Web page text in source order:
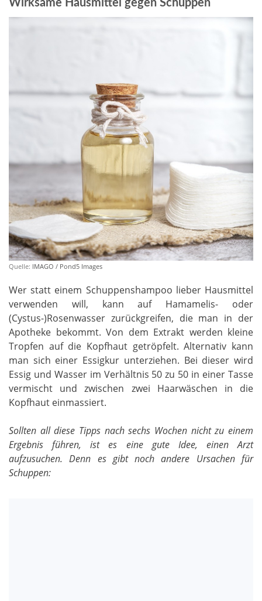
Wirksame Hausmittel gegen Schuppen
Quelle: IMAGO / Pond5 Images
Wer statt einem Schuppenshampoo lieber Hausmittel
verwenden will, kann auf Hamamelis- oder
(Cystus-)Rosenwasser zurückgreifen, die man in der
Apotheke bekommt. Von dem Extrakt werden kleine
Tropfen auf die Kopfhaut getröpfelt. Alternativ kann
man sich einer Essigkur unterziehen. Bei dieser wird
Essig und Wasser im Verhältnis 50 zu 50 in einer Tasse
vermischt und zwischen zwei Haarwäschen in die
Kopfhaut einmassiert.
Sollten all diese Tipps nach sechs Wochen nicht zu einem
Ergebnis führen, ist es eine gute Idee, einen Arzt
aufzusuchen. Denn es gibt noch andere Ursachen für
Schuppen: